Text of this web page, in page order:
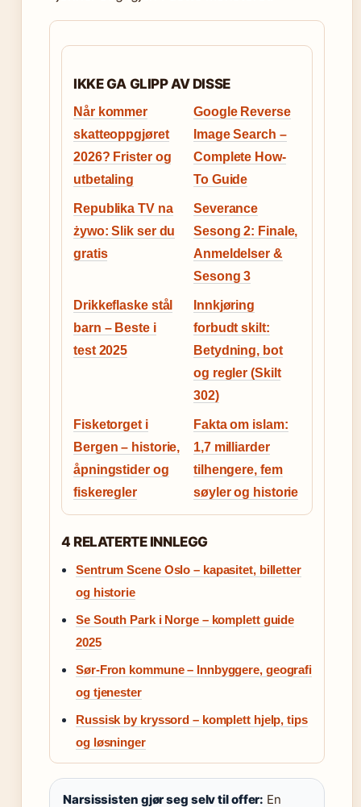
IKKE GA GLIPP AV DISSE
Når kommer
skatteoppgjøret
2026? Frister og
utbetaling
Google Reverse
Image Search –
Complete How-
To Guide
Republika TV na
żywo: Slik ser du
gratis
Severance
Sesong 2: Finale,
Anmeldelser &
Sesong 3
Drikkeflaske stål
barn – Beste i
test 2025
Innkjøring
forbudt skilt:
Betydning, bot
og regler (Skilt
302)
Fisketorget i
Bergen – historie,
åpningstider og
fiskeregler
Fakta om islam:
1,7 milliarder
tilhengere, fem
søyler og historie
4 RELATERTE INNLEGG
Sentrum Scene Oslo – kapasitet, billetter
og historie
Se South Park i Norge – komplett guide
2025
Sør-Fron kommune – Innbyggere, geografi
og tjenester
Russisk by kryssord – komplett hjelp, tips
og løsninger
Narsissisten gjør seg selv til offer: En